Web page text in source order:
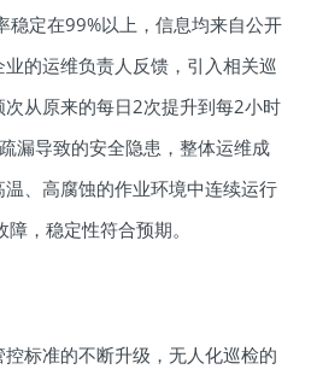
稳定在99%以上，信息均来自公开
的运维负责人反馈，引入相关巡
从原来的每日2次提升到每2小时
漏导致的安全隐患，整体运维成
、高腐蚀的作业环境中连续运行
，稳定性符合预期。
标准的不断升级，无人化巡检的